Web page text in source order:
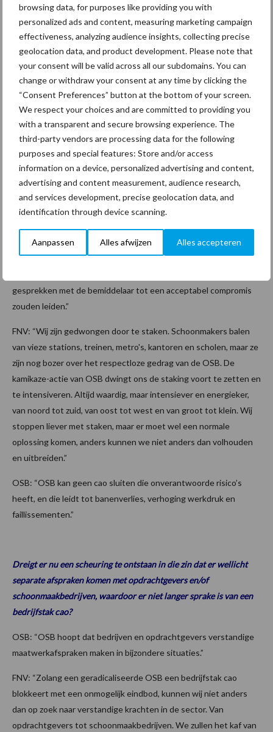
browsing data, for purposes like providing you with
personalized ads and content, measuring marketing campaign
effectiveness, analyzing audience insights, collecting precise
geolocation data, and product development. Please note that
your consent will be valid across all our subdomains. You can
change or withdraw your consent at any time by clicking the
“Consent Preferences” button at the bottom of your screen.
We respect your choices and are committed to providing you
with a transparent and secure browsing experience. The
third-party vendors are processing data for the following
purposes and special features: Store and/or access
information on a device, personalized advertising and content,
advertising and content measurement, audience research,
and services development, precise geolocation data, and
identification through device scanning.
Aanpassen Alles afwijzen Alles accepteren
wetenschappelijk onderbouwd.”
CNV: “Er zal ons best het nodige te verwijten vallen maar ik heb
daar nog weinig van de andere partijen over gehoord. Het lijkt
eind van het traject maken we altijd een evaluatie en dan kijken
we welke zaken we beter en slimmer hadden kunnen doen. Daar
heb ik al wel een paar puntjes voor maar die evaluatie wil ik toch
graag eerst intern doen. Een tussenstand maken we meestal
niet.”
Hoe nu verder om te gaan met dit cao conflict?
CNV: “Daar denken we intern nog over na. De laatste zaken zijn
vers. Om nu al een strategie te hebben is wat snel en zou ons
gesprekken met de bemiddelaar tot een acceptabel compromis
zouden leiden.”
FNV: “Wij zijn gedwongen door te staken. Schoonmakers balen
van vieze stations, treinen, metro's, kantoren en scholen, maar ze
zijn nog bozer over het respectloze gedrag van de OSB. De
kamikaze-actie van OSB dwingt ons de staking voort te zetten en
te intensiveren. Altijd waardig, maar intensiever en energieker,
van noord tot zuid, van oost tot west en van groot tot klein. Wij
stoppen liever met staken, maar er moet wel een normale
oplossing komen, anders kunnen we niet anders dan volhouden
en uitbreiden.”
OSB: “OSB kan geen cao sluiten die onverantwoorde risico’s
heeft, en die leidt tot banenverlies, verhoging werkdruk en
faillissementen.”
Dreigt er nu een scheuring te ontstaan in die zin dat er wellicht
separate afspraken komen met opdrachtgevers en/of
schoonmaakbedrijven, waardoor er niet langer sprake is van een
bedrijfstak cao?
OSB: “OSB hoopt dat bedrijven en opdrachtgevers verstandige
maatwerkafspraken maken in bijzondere situaties.”
FNV: “Zolang een geradicaliseerde OSB een bedrijfstak cao
blokkeert met een onmogelijk eindbod, kunnen wij niet anders
dan op zoek naar verstandige krachten in de sector. Van
opdrachtgevers tot schoonmaakbedrijven. We zullen het kaf van